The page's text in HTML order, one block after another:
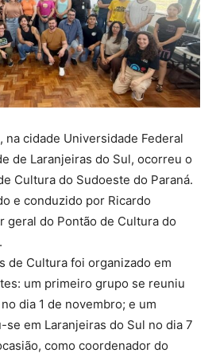
na cidade Universidade Federal
de Laranjeiras do Sul, ocorreu o
Cultura do Sudoeste do Paraná.
e conduzido por Ricardo
geral do Pontão de Cultura do
de Cultura foi organizado em
um primeiro grupo se reuniu
dia 1 de novembro; e um
em Laranjeiras do Sul no dia 7
como coordenador do